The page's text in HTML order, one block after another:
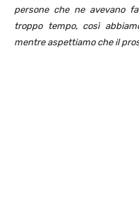
persone che ne avevano
troppo tempo, così
mentre aspettiamo che il